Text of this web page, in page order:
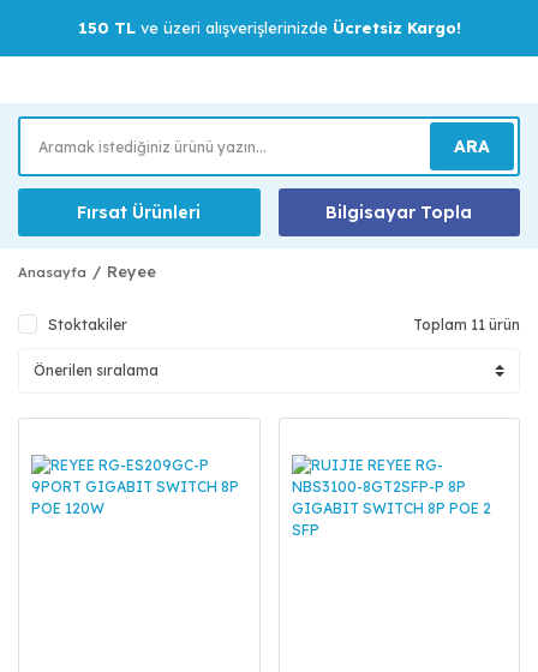
150 TLve üzeri alışverişlerinizde Ücretsiz Kargo!
ARA
Fırsat Ürünleri Bilgisayar Topla
Anasayfa Reyee
Stoktakiler Toplam 11 ürün